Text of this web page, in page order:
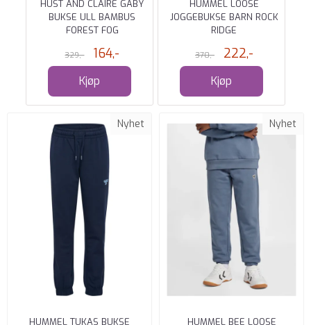
HUST AND CLAIRE GABY
BUKSE ULL BAMBUS
FOREST FOG
329,- 164,-
Kjøp
HUMMEL LOOSE
JOGGEBUKSE BARN ROCK
RIDGE
370,- 222,-
Kjøp
Nyhet
HUMMEL TUKAS BUKSE
Nyhet
HUMMEL BEE LOOSE